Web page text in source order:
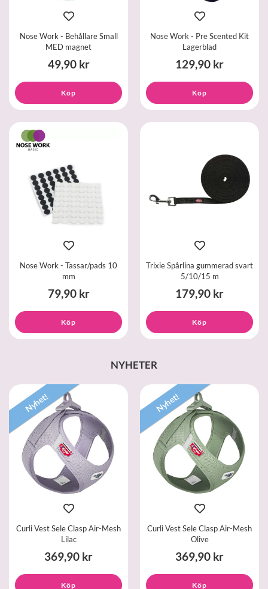
Nose Work - Behållare Small
MED magnet
49,90 kr
Köp
Nose Work - Pre Scented Kit
Lagerblad
129,90 kr
Köp
Nose Work - Tassar/pads 10
mm
79,90 kr
Köp
Trixie Spårlina gummerad svart
5/10/15 m
179,90 kr
Köp
NYHETER
Nyhet!
Curli Vest Sele Clasp Air-Mesh
Lilac
369,90 kr
Köp
Nyhet!
Curli Vest Sele Clasp Air-Mesh
Olive
369,90 kr
Köp